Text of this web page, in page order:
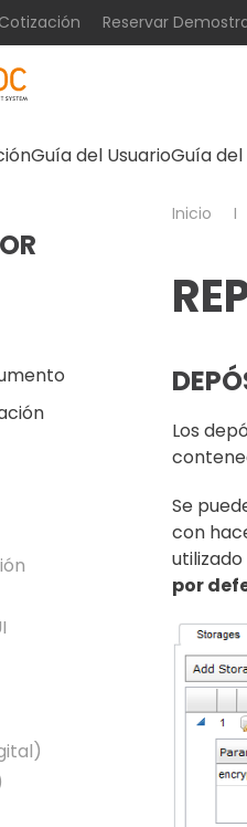
Reservar
Guía del UsuarioGuía
Inicio
Los
Se
con
por